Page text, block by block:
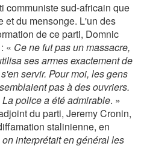
communiste sud-africain que
et du mensonge. L'un des
de ce parti, Domnic
« Ce ne fut pas un massacre,
ses armes exactement de
servir. Pour moi, les gens
pas à des ouvriers.
police a été admirable. »
du parti, Jeremy Cronin,
stalinienne, en
interprétait en général les